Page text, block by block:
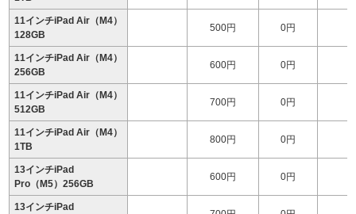
11インチiPad Air（M4）
128GB
500円 0円
11インチiPad Air（M4）
256GB
600円 0円
11インチiPad Air（M4）
512GB
700円 0円
11インチiPad Air（M4）
1TB
800円 0円
13インチiPad
Pro（M5）256GB
600円 0円
13インチiPad